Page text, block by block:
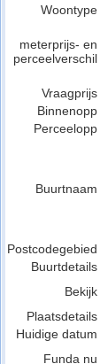
Woontype
meterprijs- en
perceelverschil
Vraagprijs
Binnenopp
Perceelopp
Buurtnaam
Postcodegebied
Buurtdetails
Bekijk
Plaatsdetails
Huidige datum
Funda nu